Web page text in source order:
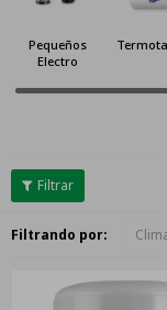
Termotanques
Filtrando por: